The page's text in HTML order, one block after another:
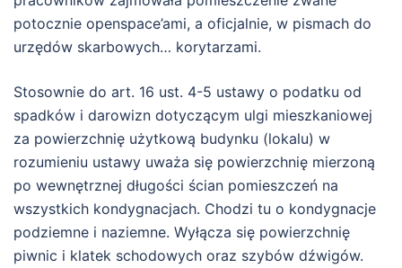
potocznie openspace’ami, a oficjalnie, w pismach do
urzędów skarbowych… korytarzami.
Stosownie do art. 16 ust. 4-5 ustawy o podatku od
spadków i darowizn dotyczącym ulgi mieszkaniowej
za powierzchnię użytkową budynku (lokalu) w
rozumieniu ustawy uważa się powierzchnię mierzoną
po wewnętrznej długości ścian pomieszczeń na
wszystkich kondygnacjach. Chodzi tu o kondygnacje
podziemne i naziemne. Wyłącza się powierzchnię
piwnic i klatek schodowych oraz szybów dźwigów.